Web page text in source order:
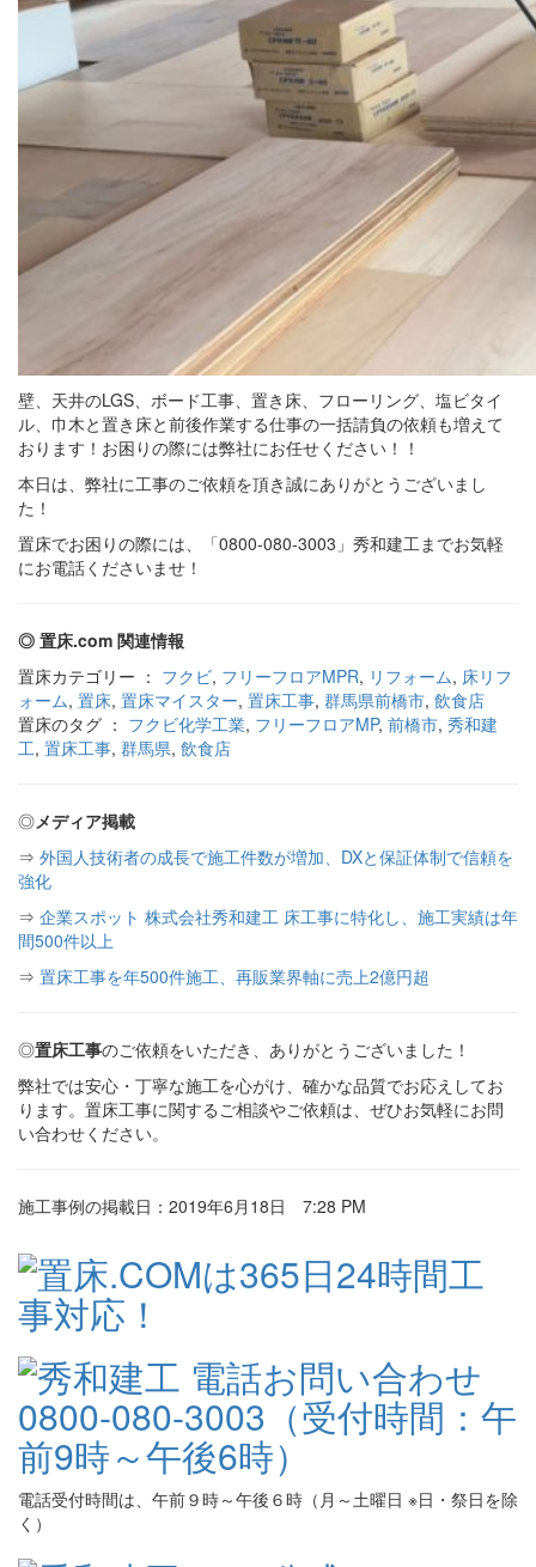
壁、天井のLGS、ボード工事、置き床、フローリング、塩ビタイ
ル、巾木と置き床と前後作業する仕事の一括請負の依頼も増えて
おります！お困りの際には弊社にお任せください！！
本日は、弊社に工事のご依頼を頂き誠にありがとうございまし
た！
置床でお困りの際には、「0800-080-3003」秀和建工までお気軽
にお電話くださいませ！
◎ 置床.com 関連情報
置床カテゴリー ： フクビ, フリーフロアMPR, リフォーム, 床リフ
ォーム, 置床, 置床マイスター, 置床工事, 群馬県前橋市, 飲食店
置床のタグ ： フクビ化学工業, フリーフロアMP, 前橋市, 秀和建
工, 置床工事, 群馬県, 飲食店
◎メディア掲載
⇒ 外国人技術者の成長で施工件数が増加、DXと保証体制で信頼を
強化
⇒ 企業スポット 株式会社秀和建工 床工事に特化し、施工実績は年
間500件以上
⇒ 置床工事を年500件施工、再販業界軸に売上2億円超
◎置床工事のご依頼をいただき、ありがとうございました！
弊社では安心・丁寧な施工を心がけ、確かな品質でお応えしてお
ります。置床工事に関するご相談やご依頼は、ぜひお気軽にお問
い合わせください。
施工事例の掲載日：2019年6月18日 7:28 PM
電話受付時間は、午前９時～午後６時（月～土曜日 ※日・祭日を除
く）